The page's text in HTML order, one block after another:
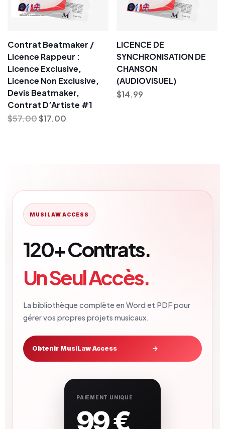
Contrat Beatmaker /
Licence Rappeur :
Licence Exclusive,
Licence Non Exclusive,
Devis Beatmaker,
Contrat D’Artiste #1
$57.00$17.00
LICENCE DE
SYNCHRONISATION DE
CHANSON
(AUDIOVISUEL)
$14.99
MUSILAW ACCESS
120+ Contrats.
Un Seul Accès.
La bibliothèque complète en Word et PDF pour
gérer vos propres projets musicaux.
Obtenir MusiLaw Access →
PAIEMENT UNIQUE
99 €